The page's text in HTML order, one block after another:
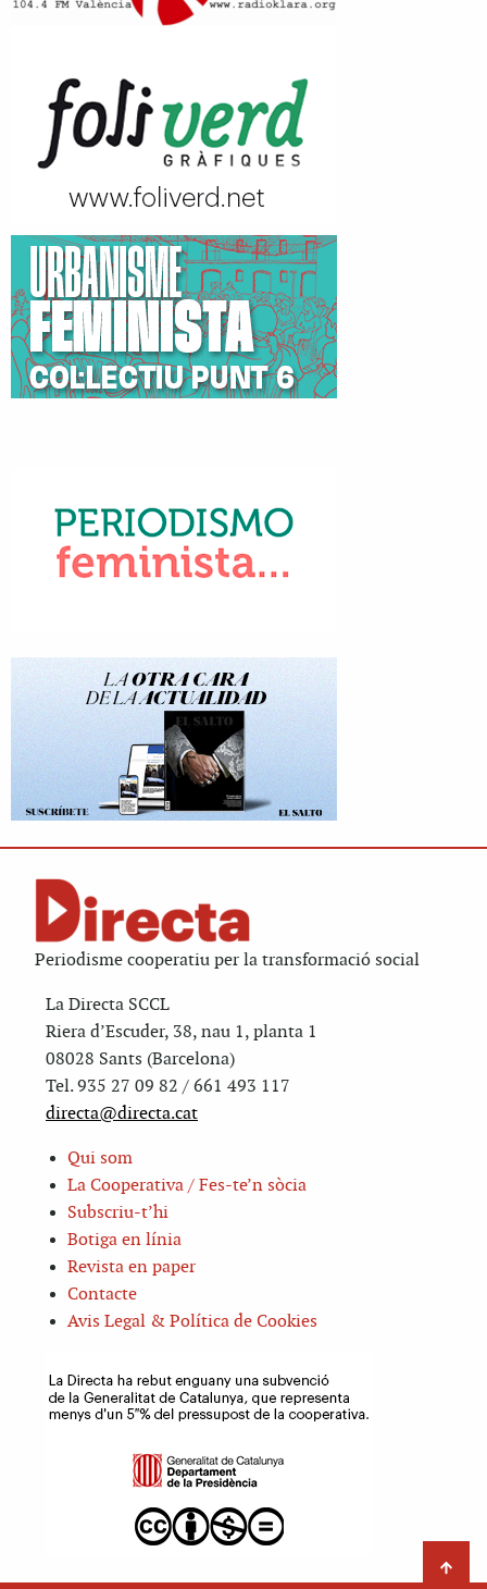
Periodisme cooperatiu per la transformació social
La Directa SCCL
Riera d’Escuder, 38, nau 1, planta 1
08028 Sants (Barcelona)
Tel. 935 27 09 82 / 661 493 117
directa@directa.cat
Qui som
La Cooperativa / Fes-te’n sòcia
Subscriu-t’hi
Botiga en línia
Revista en paper
Contacte
Avis Legal & Política de Cookies